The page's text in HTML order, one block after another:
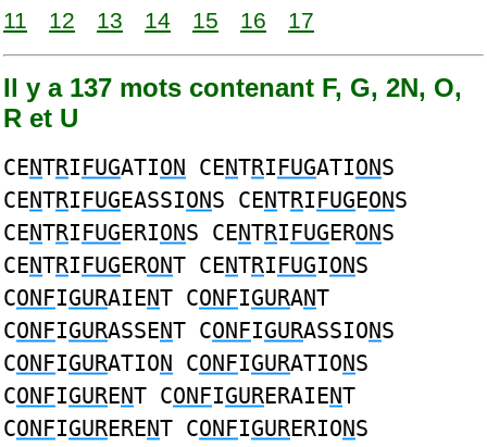
11
12 13 14 15 16 17
Il y a 137 mots contenant F, G, 2N, O,
R et U
CENTRIFUGATION CENTRIFUGATIONS
CENTRIFUGEASSIONS CENTRIFUGEONS
CENTRIFUGERIONS CENTRIFUGERONS
CENTRIFUGERONT CENTRIFUGIONS
CONFIGURAIENT CONFIGURANT
CONFIGURASSENT CONFIGURASSIONS
CONFIGURATION CONFIGURATIONS
CONFIGURENT CONFIGURERAIENT
CONFIGURERENT CONFIGURERIONS